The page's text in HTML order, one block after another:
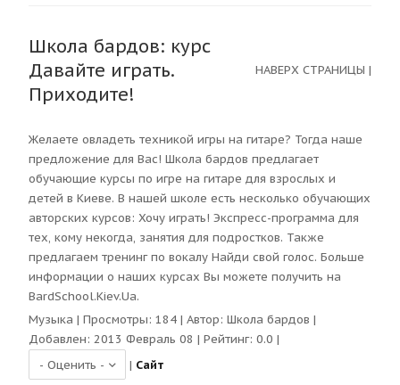
Школа бардов: курс
Давайте играть.
Приходите!
НАВЕРХ СТРАНИЦЫ |
Желаете овладеть техникой игры на гитаре? Тогда наше
предложение для Вас! Школа бардов предлагает
обучающие курсы по игре на гитаре для взрослых и
детей в Киеве. В нашей школе есть несколько обучающих
авторских курсов: Хочу играть! Экспресс-программа для
тех, кому некогда, занятия для подростков. Также
предлагаем тренинг по вокалу Найди свой голос. Больше
информации о наших курсах Вы можете получить на
BardSchool.Kiev.Ua.
Музыка | Просмотры: 184 | Автор: Школа бардов |
Добавлен: 2013 Февраль 08 | Рейтинг: 0.0 |
| Сайт